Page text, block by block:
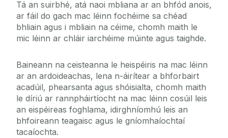
Tá an suirbhé, atá naoi mbliana ar an bhfód anois,
ar fáil do gach mac léinn fochéime sa chéad
bhliain agus i mbliain na céime, chomh maith le
mic léinn ar chláir iarchéime múinte agus taighde.
Baineann na ceisteanna le heispéiris na mac léinn
ar an ardoideachas, lena n-áirítear a bhforbairt
acadúil, phearsanta agus shóisialta, chomh maith
le díriú ar rannpháirtíocht na mac léinn cosúil leis
an eispéireas foghlama, idirghníomhú leis an
bhfoireann teagaisc agus le gníomhaíochtaí
tacaíochta.